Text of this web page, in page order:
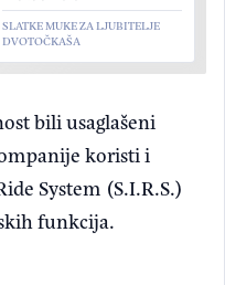
SLATKE MUKE ZA LJUBITELJE
DVOTOČKAŠA
bili usaglašeni
koristi i
System (S.I.R.S.)
funkcija.